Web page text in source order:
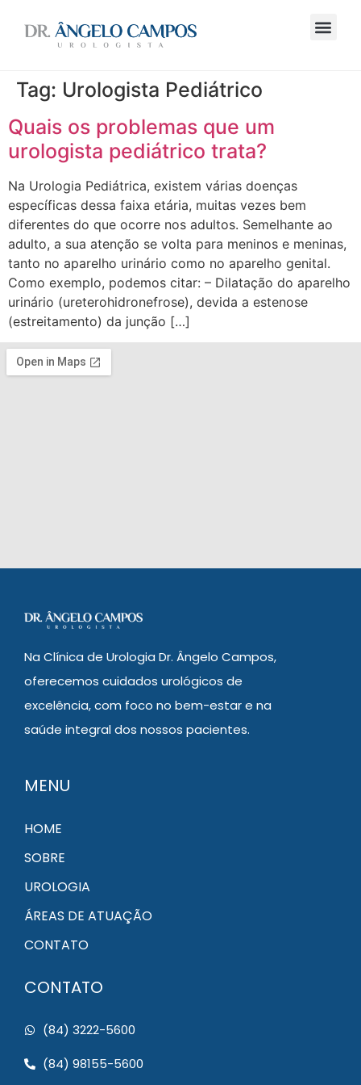
Tag: Urologista Pediátrico
Quais os problemas que um
urologista pediátrico trata?
Na Urologia Pediátrica, existem várias doenças
específicas dessa faixa etária, muitas vezes bem
diferentes do que ocorre nos adultos. Semelhante ao
adulto, a sua atenção se volta para meninos e meninas,
tanto no aparelho urinário como no aparelho genital.
Como exemplo, podemos citar: – Dilatação do aparelho
urinário (ureterohidronefrose), devida a estenose
(estreitamento) da junção […]
Na Clínica de Urologia Dr. Ângelo Campos,
oferecemos cuidados urológicos de
excelência, com foco no bem-estar e na
saúde integral dos nossos pacientes.
MENU
HOME
SOBRE
UROLOGIA
ÁREAS DE ATUAÇÃO
CONTATO
CONTATO
(84) 3222-5600
(84) 98155-5600